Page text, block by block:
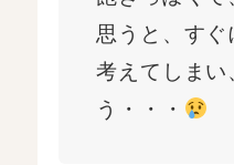
思うと、す
考えてしまい
う・・・